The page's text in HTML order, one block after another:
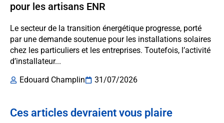
pour les artisans ENR
Le secteur de la transition énergétique progresse, porté
par une demande soutenue pour les installations solaires
chez les particuliers et les entreprises. Toutefois, l’activité
d’installateur...
Edouard Champlin
31/07/2026
Ces articles devraient vous plaire